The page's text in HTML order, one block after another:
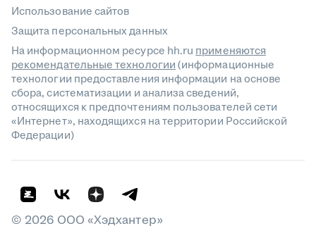
Использование сайтов
Защита персональных данных
На информационном ресурсе hh.ru применяются
рекомендательные технологии(информационные
технологии предоставления информации на основе
сбора, систематизации и анализа сведений,
относящихся к предпочтениям пользователей сети
«Интернет», находящихся на территории Российской
Федерации)
© 2026 ООО «Хэдхантер»